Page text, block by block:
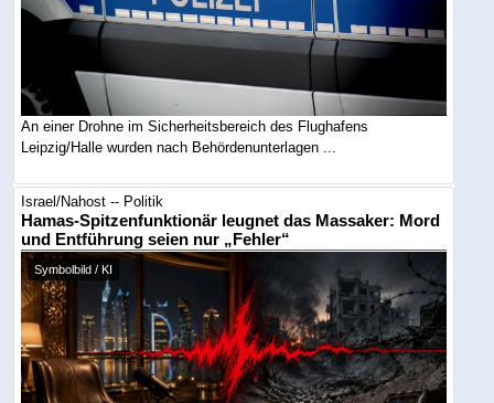
An einer Drohne im Sicherheitsbereich des Flughafens
Leipzig/Halle wurden nach Behördenunterlagen ...
Israel/Nahost -- Politik
Hamas-Spitzenfunktionär leugnet das Massaker: Mord
und Entführung seien nur „Fehler“
Symbolbild / KI